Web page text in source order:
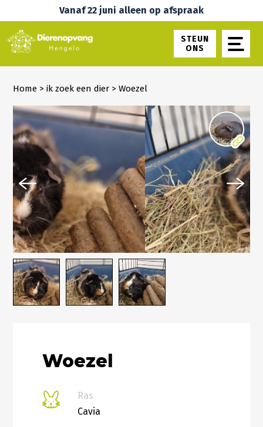
Home >ik zoek een dier >Woezel
Woezel
Ras
Cavia
STEUN
ONS
Vanaf 22 juni alleen op afspraak